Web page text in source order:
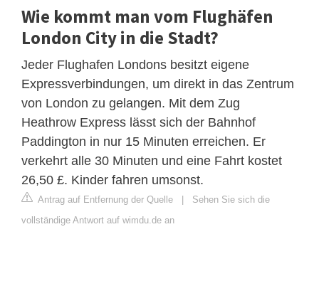
Wie kommt man vom Flughäfen
London City in die Stadt?
Jeder Flughafen Londons besitzt eigene
Expressverbindungen, um direkt in das Zentrum
von London zu gelangen. Mit dem Zug
Heathrow Express lässt sich der Bahnhof
Paddington in nur 15 Minuten erreichen. Er
verkehrt alle 30 Minuten und eine Fahrt kostet
26,50 £. Kinder fahren umsonst.
Antrag auf Entfernung der Quelle | Sehen Sie sich die
vollständige Antwort auf wimdu.de an